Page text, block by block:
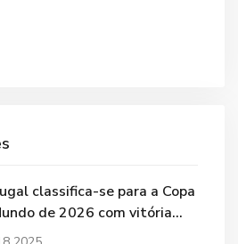
classifica-se para a Copa
de 2026 com vitória
de 9-1 sobre a